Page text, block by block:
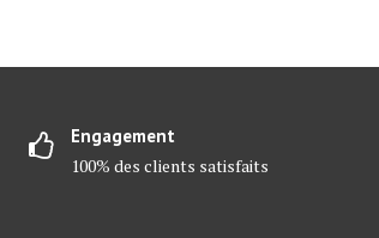
Engagement
100% des clients satisfaits